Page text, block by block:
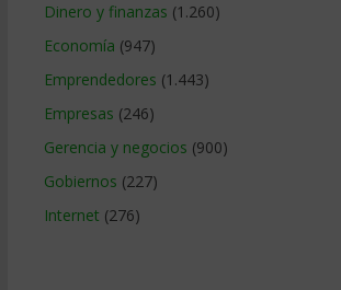
Dinero y finanzas (1.260)
Economía (947)
Emprendedores (1.443)
Empresas (246)
Gerencia y negocios (900)
Gobiernos (227)
Internet (276)